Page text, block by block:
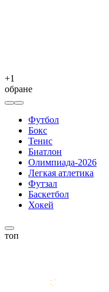
+1
обране
Футбол
Бокс
Тенис
Биатлон
Олимпиада-2026
Легкая атлетика
Футзал
Баскетбол
Хокей
топ